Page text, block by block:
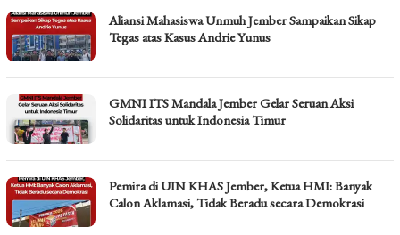
Aliansi Mahasiswa Unmuh Jember Sampaikan Sikap
Tegas atas Kasus Andrie Yunus
GMNI ITS Mandala Jember Gelar Seruan Aksi
Solidaritas untuk Indonesia Timur
Pemira di UIN KHAS Jember, Ketua HMI: Banyak
Calon Aklamasi, Tidak Beradu secara Demokrasi